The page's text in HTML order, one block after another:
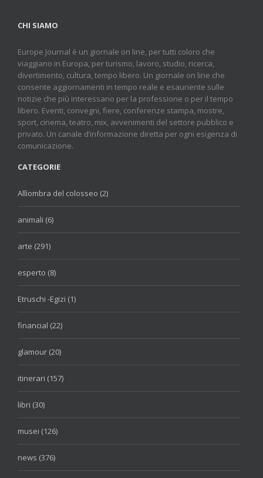
CHI SIAMO
Europe Journal è un giornale on line, per tutti coloro che
viaggiano in Europa, per turismo, lavoro, studio, ricerca,
divertimento, cultura, tempo libero. Un giornale on line che
consente aggiornamenti in tempo reale e esauriente sulle
notizie che più interessano per la professione o per il tempo
libero. Eventi, convegni, fiere, conferenze stampa, mostre,
sport, cinema, teatro, mix, avvenimenti del settore pubblico e
privato. Un canale d’informazione diretta per ogni esigenza di
comunicazione.
CATEGORIE
Allìombra del colosseo (2)
animali (6)
arte (291)
esperto (8)
Etruschi -Egizi (1)
financial (22)
glamour (20)
itinerari (157)
libri (30)
musei (126)
news (376)